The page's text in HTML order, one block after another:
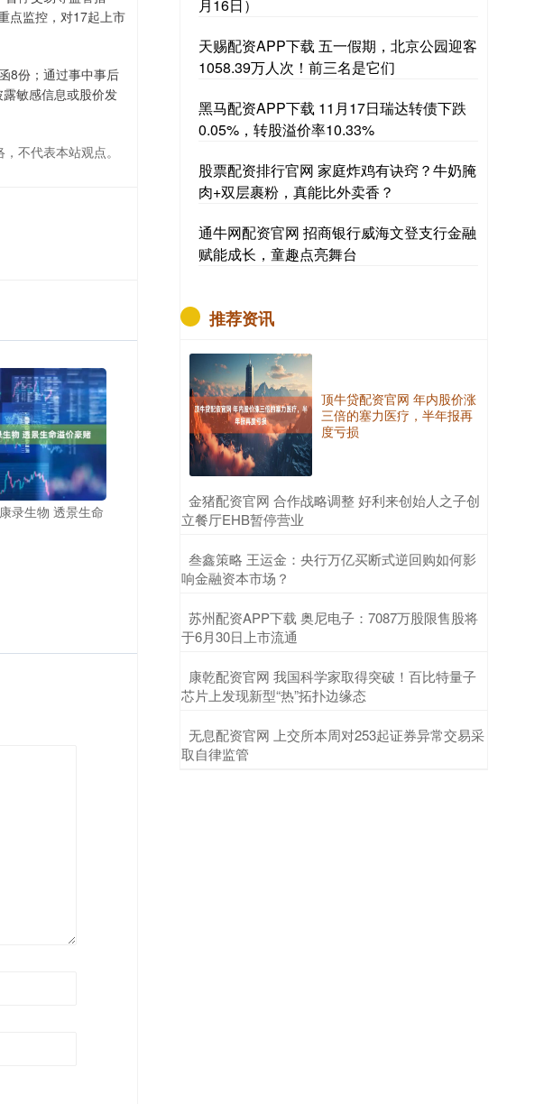
点监控，对17起上市
8份；通过事中事后
敏感信息或股价发
不代表本站观点。
录生物 透景生命
月16日）
天赐配资APP下载 五一假期，北京公园迎客
1058.39万人次！前三名是它们
黑马配资APP下载 11月17日瑞达转债下跌
0.05%，转股溢价率10.33%
股票配资排行官网 家庭炸鸡有诀窍？牛奶腌
肉+双层裹粉，真能比外卖香？
通牛网配资官网 招商银行威海文登支行金融
赋能成长，童趣点亮舞台
推荐资讯
顶牛贷配资官网 年内股价涨
三倍的塞力医疗，半年报再
度亏损
​金猪配资官网 合作战略调整 好利来创始人之子创
立餐厅EHB暂停营业
​叁鑫策略 王运金：央行万亿买断式逆回购如何影
响金融资本市场？
​苏州配资APP下载 奥尼电子：7087万股限售股将
于6月30日上市流通
​康乾配资官网 我国科学家取得突破！百比特量子
芯片上发现新型“热”拓扑边缘态
​无息配资官网 上交所本周对253起证券异常交易采
取自律监管